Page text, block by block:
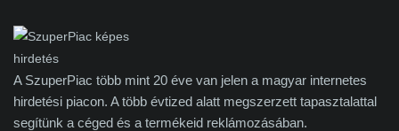
A SzuperPiac több mint 20 éve van jelen a magyar internetes
hirdetési piacon. A több évtized alatt megszerzett tapasztalattal
segítünk a céged és a termékeid reklámozásában.